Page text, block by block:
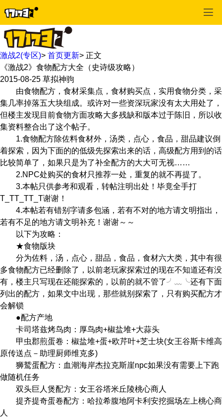
激战2(专区)> 首页更新> 正文
《激战2》食物配方大全（史诗级攻略）
2015-08-25 草拟神驹
由食物配方，食材采集点，食材购买点，实用食物分类，采
集几率掉落五大块组成。或许对一些资深玩家没有太大用处了，
但楼主发现目前食物方面攻略大多残缺和版本过于陈旧，所以收
集资料整合出了这个帖子。
1.食物配方除佐料食材外，汤类，点心，食品，甜品建议倒
着探索，因为下面的的低级先探索出来的话，高级配方用到的话
比较简单了，如果只是为了补全配方的大大可无视……
2.NPC处购买的食材只推荐一处，重复的就不再提了。
3.本帖只供参考和观看，转帖注明出处！毕竟全手打
T_TT_TT_T谢谢！
4.本帖若有错别字请多包涵，若有不对的地方请文明指出，
若有不足的地方请文明补充！谢谢～～
以下为攻略：
★食物版块
分为佐料，汤，点心，甜品，食品，食材六大类，其中有很
多食物配方已经删除了，以前老玩家探索过的现在不知道还有没
有，楼主只写现在还能探索的，以前的就不管了╯﹏╰还有下面
列出的配方，如果文中出现，那些就别探索了，只有购买配方才
会解锁
●配方产地
卡司塔兹烤鸟肉：厚鸟肉+椒盐堆+大蒜头
甲虫郡煎蛋卷：椒盐堆+蛋+欧芹叶+芝士块(女王谷斯卡维高
原传送点－助理厨师维克多)
狮鹫蛋配方：血潮海岸杰拉克斯崖npc如果没有需要上下跑
做随机任务
双头巨人煲配方：女王谷塔米丘陵桃心商人
提齐提奇蛋卷配方：哈拉希腹地阿卡利安挖掘场左上桃心商
人